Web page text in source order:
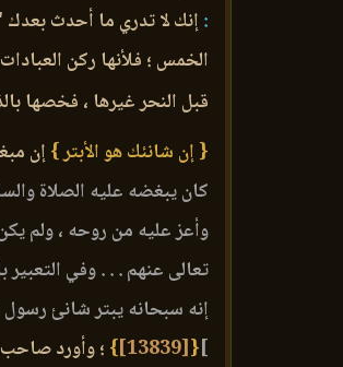
:إنك لا تدري ما أحدث
الخمس ؛ فلأنها ركن
قبل النحر غيرها ، فخصها
{ إن شانئك هو الأبتر }إن
كان يبغضه عليه الصلاة
وأعز عليه من روحه ، ولم
تعالى عنهم . . . وفي التعبير
إنه سبحانه يبتر شانئ رسول
]
{
[13839]
}؛ وأورد